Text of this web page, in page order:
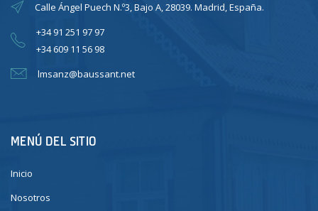
Calle Ángel Puech N.º3, Bajo A, 28039. Madrid, España.
+34 91 251 97 97
+34 609 11 56 98
lmsanz@baussant.net
MENÚ DEL SITIO
Inicio
Nosotros